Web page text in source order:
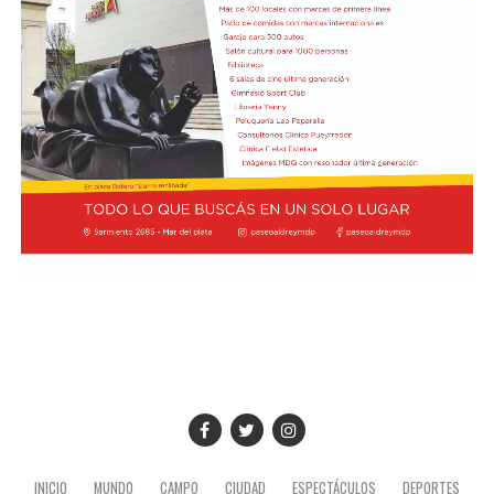
está igualado con el vigente campeón Lando Norris, de
McLaren, en el séptimo lugar, los dos con un puntaje de
7,5. A su vez, Charles Leclerc, de Ferrari, figura en el
noveno puesto en soledad, con una valoración de 7,4.
Finalmente, Colapinto y Hadjar están igualados en el
décimo con 7,0 cada uno.
La propia página web oficial de la F1 acompañó la
puntuación de cada piloto con un análisis escrito sobre
permite ocupar un respetable sexto lugar en el
Campeonato de Constructores (donde ocupaban el
quinto puesto hasta que Racing Bull los superó)”,
INICIO MUNDO CAMPO CIUDAD ESPECTÁCULOS DEPORTES